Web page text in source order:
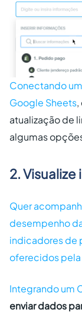
Conectando
Google Sheets,
atualização de
algumas
2.
Quer
desempenho
indicadores de
oferecidos
Integrando um
enviar dados